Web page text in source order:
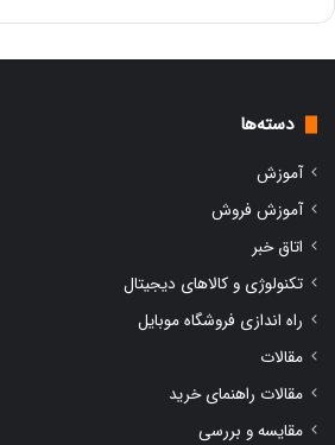
دسته‌ها
آموزش
آموزش فروش
اتاق خبر
تکنولوژی و کالاهای دیجیتال
راه اندازی فروشگاه موبایل
مقالات
مقالات راهنمای خرید
مقایسه و بررسی